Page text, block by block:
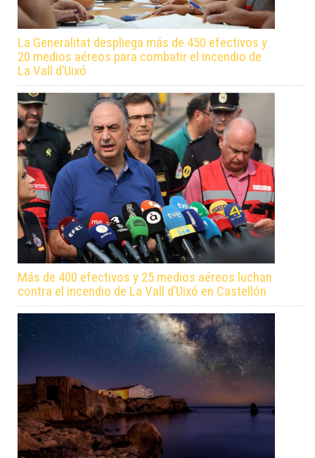
La Generalitat despliega más de 450 efectivos y
20 medios aéreos para combatir el incendio de
La Vall d’Uixó
Más de 400 efectivos y 25 medios aéreos luchan
contra el incendio de La Vall d’Uixó en Castellón